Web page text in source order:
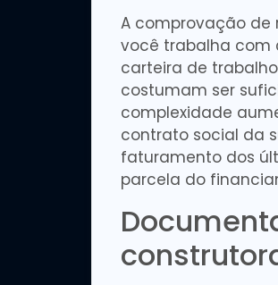
A comprovação de
você trabalha com
carteira de
costumam ser
complexidade
contrato social da
faturamento dos
parcela do